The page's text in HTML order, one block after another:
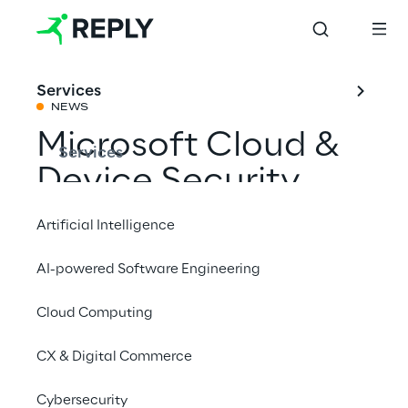
Services
Services
Artificial Intelligence
AI-powered Software Engineering
Cloud Computing
CX & Digital Commerce
Cybersecurity
NEWS
Microsoft Cloud &
Device Security
Event
Events